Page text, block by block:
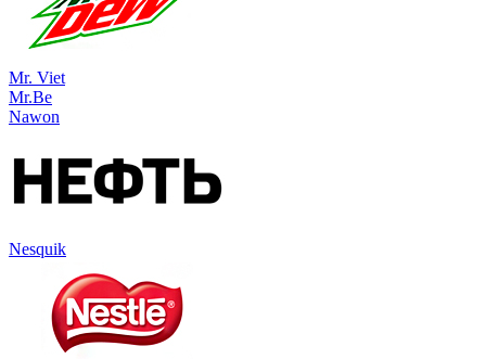
Mr. Viet
Mr.Be
Nawon
Nesquik